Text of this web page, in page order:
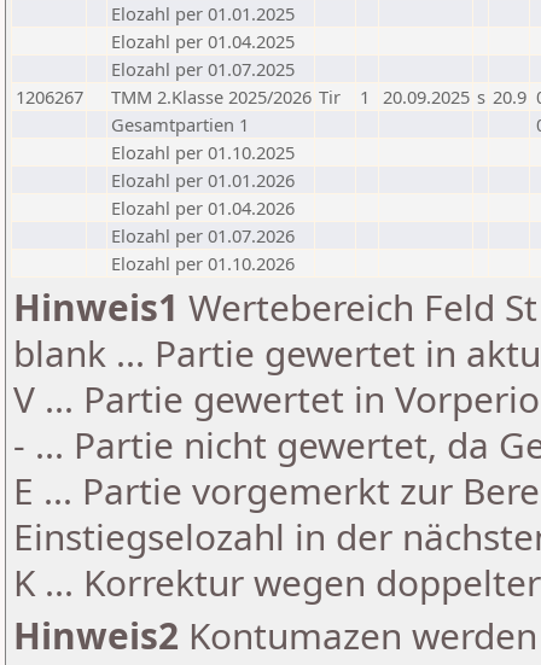
Elozahl per 01.01.2025
Elozahl per 01.04.2025
Elozahl per 01.07.2025
1206267
TMM 2.Klasse 2025/2026 Tir 1 20.09.2025 s 20.9
Gesamtpartien 1
Elozahl per 01.10.2025
Elozahl per 01.01.2026
Elozahl per 01.04.2026
Elozahl per 01.07.2026
Elozahl per 01.10.2026
Hinweis1 Wertebereich Feld
blank ... Partie gewertet in
V ... Partie gewertet in
- ... Partie nicht gewertet, da
E ... Partie vorgemerkt zur
Einstiegselozahl in der
K ... Korrektur wegen
Hinweis2 Kontumazen